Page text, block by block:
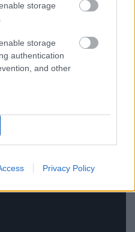
storage
storage
authentication
and other
Privacy Policy
dala, az